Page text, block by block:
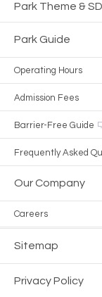
Park Theme &
Park Guide
Operating Hours
Admission Fees
Barrier-Free Guide
Frequently Asked
Our Company
Careers
Sitemap
Privacy Policy